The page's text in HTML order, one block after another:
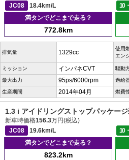
JC08
18.4km/L 10
満タンでどこまで走る？
772.8km
排気量 1329cc
使用
エン
ミッション インパネCVT 駆動
最大出力 95ps/6000rpm 過給
生産期間 2014年04月 燃費
1.3 i アイドリングストップパッケー
新車時価格156.3万円(税込)
JC08
19.6km/L 10
満タンでどこまで走る？
823.2km